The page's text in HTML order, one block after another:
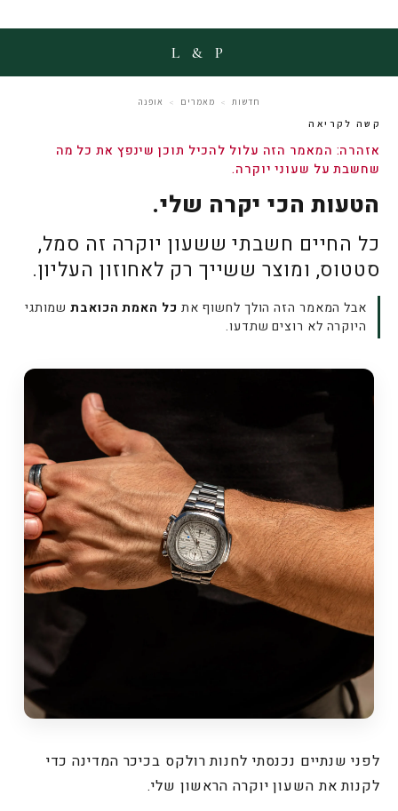
L & P
חדשות > מאמרים > אופנה
קשה לקריאה
אזהרה: המאמר הזה עלול להכיל תוכן שינפץ את כל מה
שחשבת על שעוני יוקרה.
הטעות הכי יקרה שלי.
כל החיים חשבתי ששעון יוקרה זה סמל,
סטטוס, ומוצר ששייך רק לאחוזון העליון.
אבל המאמר הזה הולך לחשוף את כל האמת הכואבתשמותגי
היוקרה לא רוצים שתדעו.
לפני שנתיים נכנסתי לחנות רולקס בכיכר המדינה כדי
לקנות את השעון יוקרה הראשון שלי.